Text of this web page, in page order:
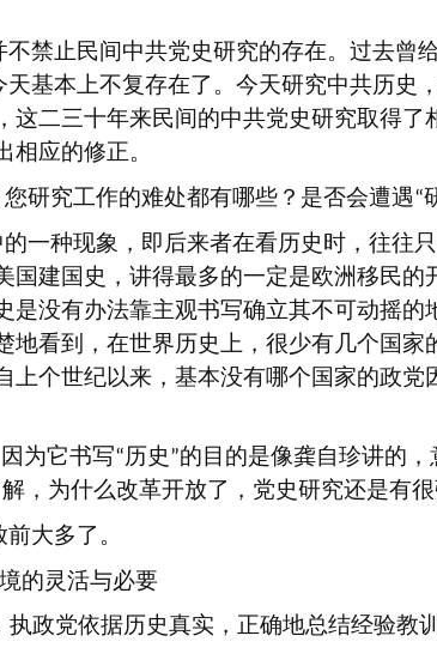
禁止民间中共党史研究的存在。过去曾
天基本上不复存在了。今天研究中共历史
二三十年来民间的中共党史研究取得了
应的修正。
您研究工作的难处都有哪些？是否会遭遇“
的一种现象，即后来者在看历史时，往往
建国史，讲得最多的一定是欧洲移民的
没有办法靠主观书写确立其不可动摇的
看到，在世界历史上，很少有几个国家
个世纪以来，基本没有哪个国家的政党
为它书写“历史 ”的目的是像龚自珍讲的，
，为什么改革开放了，党史研究还是有很
大多了。
的灵活与必要
政党依据历史真实，正确地总结经验教